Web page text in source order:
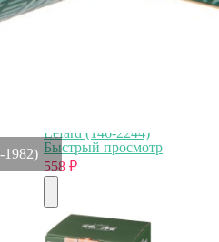
1982)
Lefard (146-2244)
Быстрый просмотр
558 ₽